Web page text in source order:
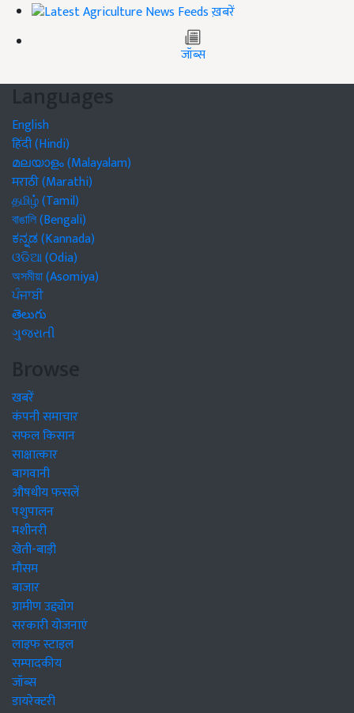
ख़बरें
जॉब्स
Languages
English
हिंदी (Hindi)
മലയാളം (Malayalam)
मराठी (Marathi)
தமிழ் (Tamil)
বাঙালি (Bengali)
ಕನ್ನಡ (Kannada)
ଓଡିଆ (Odia)
অসমীয়া (Asomiya)
ਪੰਜਾਬੀ
తెలుగు
ગુજરાતી
Browse
खबरें
कंपनी समाचार
सफल किसान
साक्षात्कार
बागवानी
औषधीय फसलें
पशुपालन
मशीनरी
खेती-बाड़ी
मौसम
बाजार
ग्रामीण उद्द्योग
सरकारी योजनाएं
लाइफ स्टाइल
सम्पादकीय
जॉब्स
डायरेक्टरी